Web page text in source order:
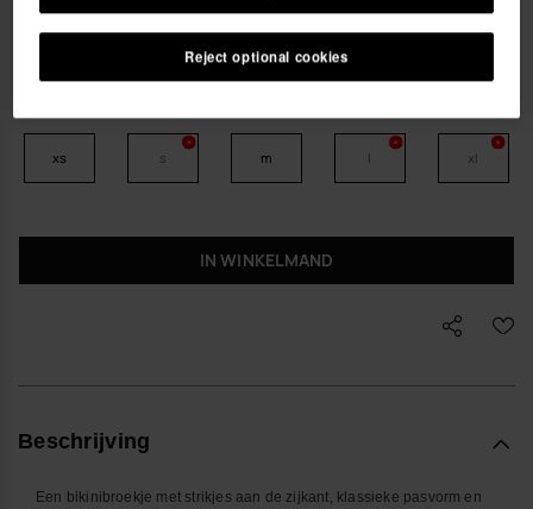
xs s m l xl
IN WINKELMAND
Beschrijving
Een bikinibroekje met strikjes aan de zijkant, klassieke pasvorm en
Reject optional cookies